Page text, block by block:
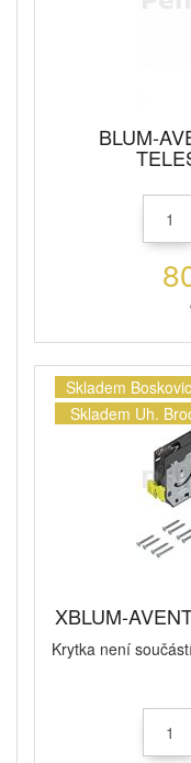
BLUM-
Skladem
Skladem Uh.
XBLUM-
Krytka není